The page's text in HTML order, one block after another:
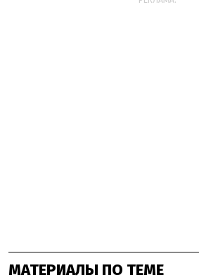
МАТЕРИАЛЫ ПО ТЕМЕ